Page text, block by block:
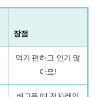
장점
먹기 편하고 인기 많
아요!